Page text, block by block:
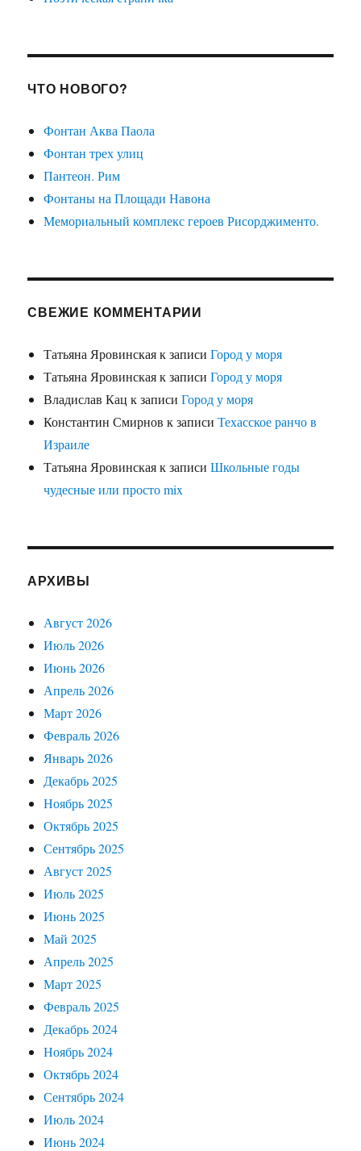
ЧТО НОВОГО?
Фонтан Аква Паола
Фонтан трех улиц
Пантеон. Рим
Фонтаны на Площади Навона
Мемориальный комплекс героев Рисорджименто.
СВЕЖИЕ КОММЕНТАРИИ
Татьяна Яровинскаяк записиГород у моря
Татьяна Яровинскаяк записиГород у моря
Владислав Кац к записиГород у моря
Константин Смирнов к записиТехасское ранчо в
Израиле
Татьяна Яровинскаяк записиШкольные годы
чудесные или просто mix
АРХИВЫ
Август 2026
Июль 2026
Июнь 2026
Апрель 2026
Март 2026
Февраль 2026
Январь 2026
Декабрь 2025
Ноябрь 2025
Октябрь 2025
Сентябрь 2025
Август 2025
Июль 2025
Июнь 2025
Май 2025
Апрель 2025
Март 2025
Февраль 2025
Декабрь 2024
Ноябрь 2024
Октябрь 2024
Сентябрь 2024
Июль 2024
Июнь 2024